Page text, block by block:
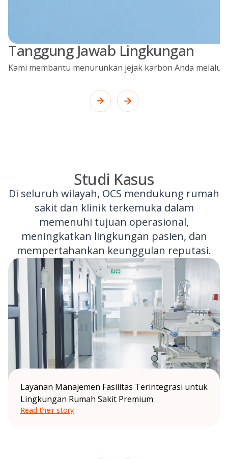
Tanggung Jawab Lingkungan
Kami membantu menurunkan jejak karbon Anda
Studi Kasus
Di seluruh wilayah, OCS mendukung rumah
sakit dan klinik terkemuka dalam
memenuhi tujuan operasional,
meningkatkan lingkungan pasien, dan
mempertahankan keunggulan reputasi.
Layanan Manajemen Fasilitas Terintegrasi untuk
Lingkungan Rumah Sakit Premium
Read their story